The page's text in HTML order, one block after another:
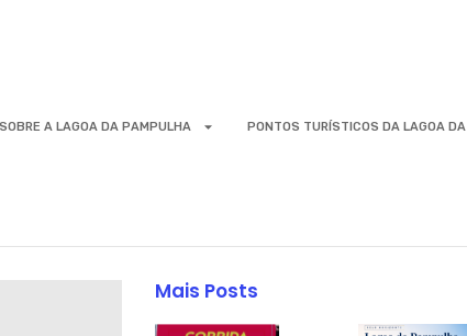
A LAGOA DA PAMPULHA PONTOS TURÍSTICOS DA LAGOA
Mais Posts